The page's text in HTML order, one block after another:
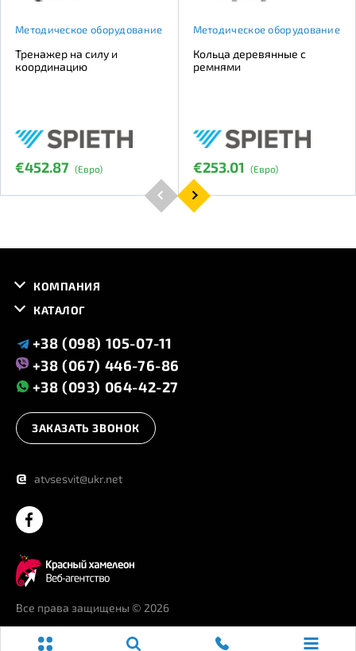
Методическое оборудование
Тренажер на силу и
координацию
€452.87 (Евро)
Методическое оборудование
Кольца деревянные с
ремнями
€253.01 (Евро)
Все права защищены © 2026
КОМПАНИЯ
КАТАЛОГ
+38 (098) 105-07-11
+38 (067) 446-76-86
+38 (093) 064-42-27
ЗАКАЗАТЬ ЗВОНОК
@ atvsesvit@ukr.net